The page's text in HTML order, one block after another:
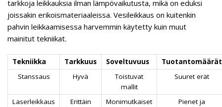
tarkkoja leikkauksia ilman lämpövaikutusta, mikä on eduksi
joissakin erikoismateriaaleissa. Vesileikkaus on kuitenkin
pahvin leikkaamisessa harvemmin käytetty kuin muut
mainitut tekniikat.
Tekniikka Tarkkuus Soveltuvuus
Tuotantomäärät
Stanssaus
Hyvä
Toistuvat
mallit
Suuret erät
Laserleikkaus
Erittäin
Monimutkaiset
Pienet ja